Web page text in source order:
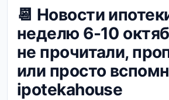
📆 Новости
неделю 6-10
не прочитали,
или просто
ipotekahouse